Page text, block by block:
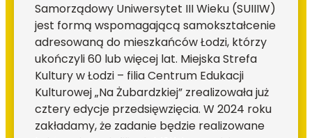
Samorządowy Uniwersytet III Wieku (SUIIIW)
jest formą wspomagającą samokształcenie
adresowaną do mieszkańców Łodzi, którzy
ukończyli 60 lub więcej lat. Miejska Strefa
Kultury w Łodzi – filia Centrum Edukacji
Kulturowej „Na Żubardzkiej” zrealizowała już
cztery edycje przedsięwzięcia. W 2024 roku
zakładamy, że zadanie będzie realizowane